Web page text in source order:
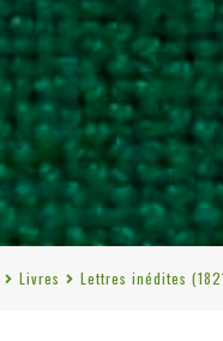
Livres Lettres inédites